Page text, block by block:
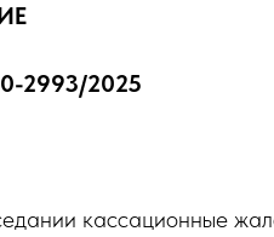
2993/2025
кассационные